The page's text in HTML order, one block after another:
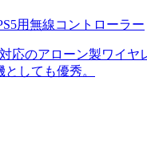
用無線コントローラー
応のアローン製ワイヤ
しても優秀。